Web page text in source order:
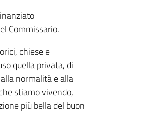
Commissario.
chiese e
quella privata, di
normalità e alla
stiamo vivendo,
più bella del buon